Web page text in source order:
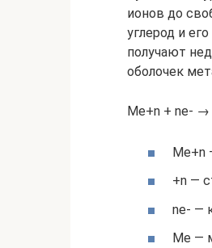
ионов до
углерод и
получают
оболочек
Ме+n + ne- →
Ме+n
+n —
ne- —
Ме —